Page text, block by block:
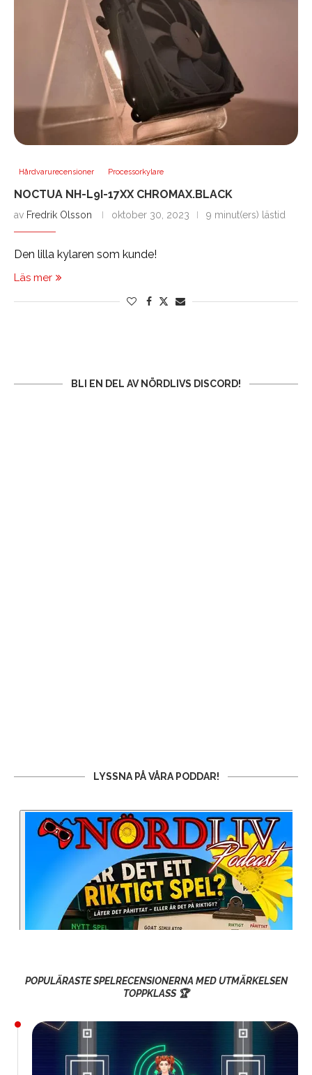
Hårdvarurecensioner Processorkylare
NOCTUA NH-L9I-17XX CHROMAX.BLACK
av Fredrik Olsson oktober 30, 2023 9 minut(ers) lästid
Den lilla kylaren som kunde!
Läs mer
BLI EN DEL AV NÖRDLIVS DISCORD!
LYSSNA PÅ VÅRA PODDAR!
POPULÄRASTE SPELRECENSIONERNA MED UTMÄRKELSEN
TOPPKLASS 🏆